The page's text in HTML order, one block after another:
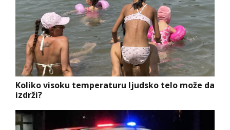
Koliko visoku temperaturu ljudsko telo može da
izdrži?